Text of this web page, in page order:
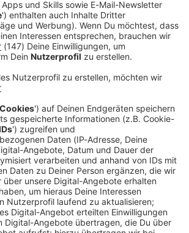
ihn Anzeigen wegen mehrerer